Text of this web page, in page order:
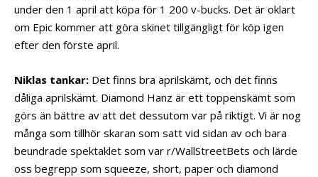
under den 1 april att köpa för 1 200 v-bucks. Det är oklart
om Epic kommer att göra skinet tillgängligt för köp igen
efter den förste april.
Niklas tankar: Det finns bra aprilskämt, och det finns
dåliga aprilskämt. Diamond Hanz är ett toppenskämt som
görs än bättre av att det dessutom var på riktigt. Vi är nog
många som tillhör skaran som satt vid sidan av och bara
beundrade spektaklet som var r/WallStreetBets och lärde
oss begrepp som squeeze, short, paper och diamond